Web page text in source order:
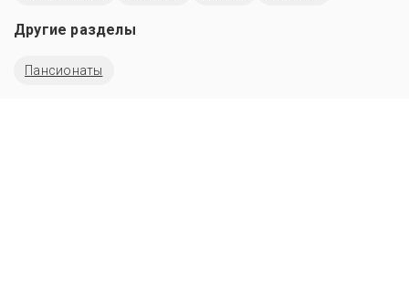
Другие разделы
Пансионаты